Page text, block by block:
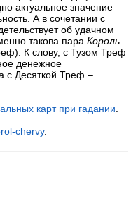
актуальное значение
А в сочетании с
об удачном
такова пара Король
К слову, с Тузом Треф
денежное
с Десяткой Треф –
карт при гадании
chervy.